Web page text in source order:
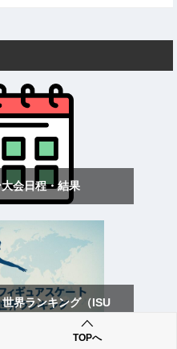
会日程・結果
界ランキング（ISU
TOPへ